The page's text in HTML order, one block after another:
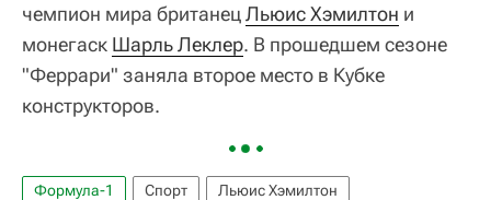
чемпион мира британецЛьюис Хэмилтон и
монегаск Шарль Леклер. В прошедшем сезоне
"Феррари" заняла второе место в Кубке
конструкторов.
Формула-1 Спорт
Льюис Хэмилтон